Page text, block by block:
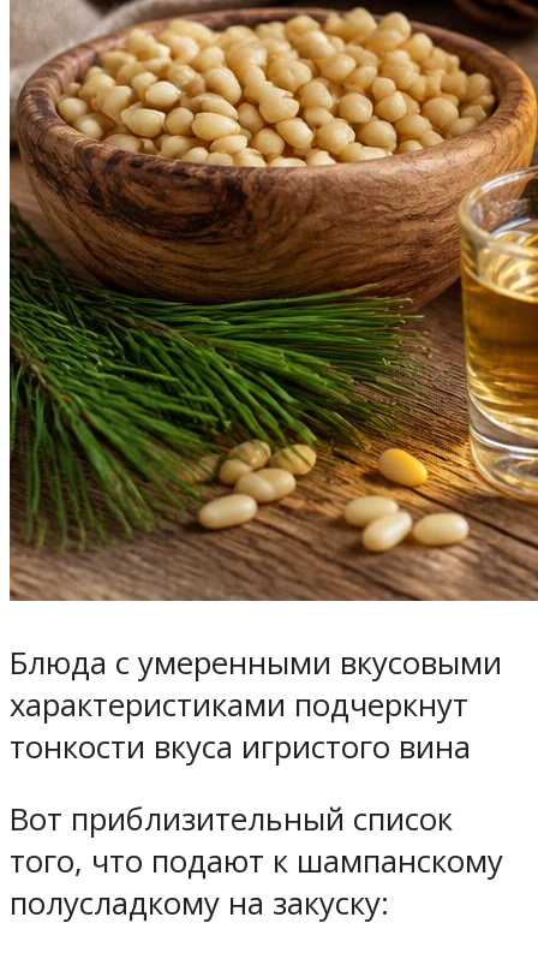
Блюда с умеренными вкусовыми
характеристиками подчеркнут
тонкости вкуса игристого вина
Вот приблизительный список
того, что подают к шампанскому
полусладкому на закуску: